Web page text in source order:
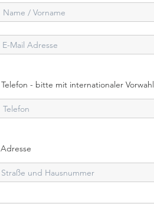
Telefon - bitte mit internationaler Vorwahl
Adresse